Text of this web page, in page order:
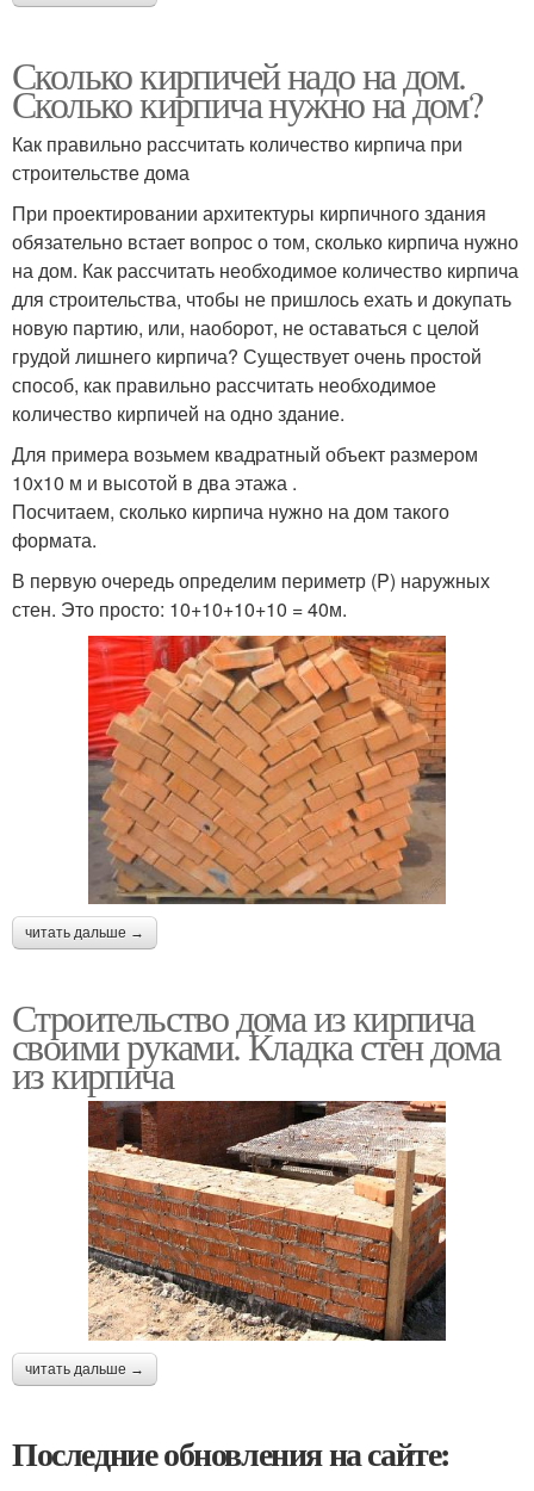
Сколько кирпичей надо на дом.
Сколько кирпича нужно на дом?
Как правильно рассчитать количество кирпича при
строительстве дома
При проектировании архитектуры кирпичного здания
обязательно встает вопрос о том, сколько кирпича нужно
на дом. Как рассчитать необходимое количество кирпича
для строительства, чтобы не пришлось ехать и докупать
новую партию, или, наоборот, не оставаться с целой
грудой лишнего кирпича? Существует очень простой
способ, как правильно рассчитать необходимое
количество кирпичей на одно здание.
Для примера возьмем квадратный объект размером
10х10 м и высотой в два этажа .
Посчитаем, сколько кирпича нужно на дом такого
формата.
В первую очередь определим периметр (P) наружных
стен. Это просто: 10+10+10+10 = 40м.
читать дальше →
Строительство дома из кирпича
своими руками. Кладка стен дома
из кирпича
читать дальше →
Последние обновления на сайте: